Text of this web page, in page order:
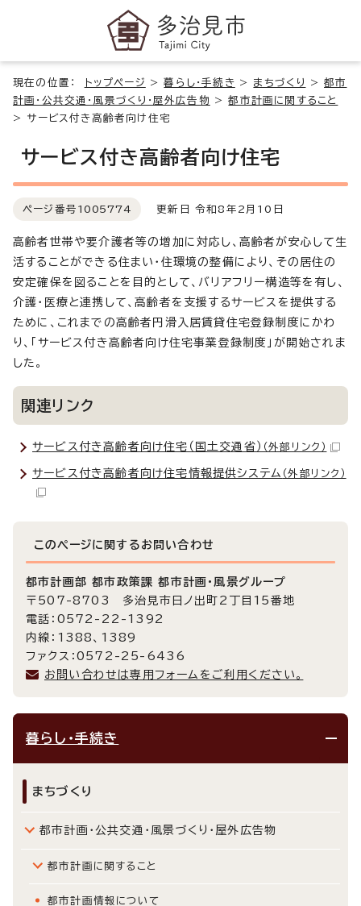
現在の位置： トップページ >暮らし・手続き > まちづくり >都市
計画・公共交通・風景づくり・屋外広告物
>都市計画に関すること
> サービス付き高齢者向け住宅
サービス付き高齢者向け住宅
ページ番号 1005774 更新日 令和8年2月10日
高齢者世帯や要介護者等の増加に対応し、高齢者が安心して生
活することができる住まい・住環境の整備により、その居住の
安定確保を図ることを目的として、バリアフリー構造等を有し、
介護・医療と連携して、高齢者を支援するサービスを提供する
ために、これまでの高齢者円滑入居賃貸住宅登録制度にかわ
り、「サービス付き高齢者向け住宅事業登録制度」が開始されま
した。
関連リンク
サービス付き高齢者向け住宅（国土交通省） （外部リンク）
サービス付き高齢者向け住宅情報提供システム （外部リンク）
このページに関する お問い合わせ
都市計画部 都市政策課 都市計画・風景グループ
〒507-8703 多治見市日ノ出町2丁目15番地
電話：0572-22-1392
内線：1388、1389
ファクス：0572-25-6436
お問い合わせは専用フォームをご利用ください。
暮らし・手続き
まちづくり
都市計画・公共交通・風景づくり・屋外広告物
都市計画に関すること
都市計画情報について